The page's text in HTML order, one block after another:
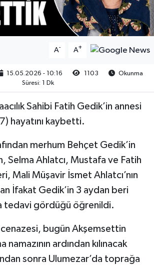
A- A+
15.05.2026 - 10:16 1103
Okunma
Süresi: 1 Dk
Sahibi Fatih Gedik’in annesi
hayatını kaybetti.
merhum Behçet Gedik’in
Selma Ahlatcı, Mustafa ve Fatih
Mali Müşavir İsmet Ahlatcı’nın
İfakat Gedik’in 3 aydan beri
tedavi gördüğü öğrenildi.
cenazesi, bugün Akşemsettin
namazının ardından kılınacak
sonra Ulumezar’da toprağa